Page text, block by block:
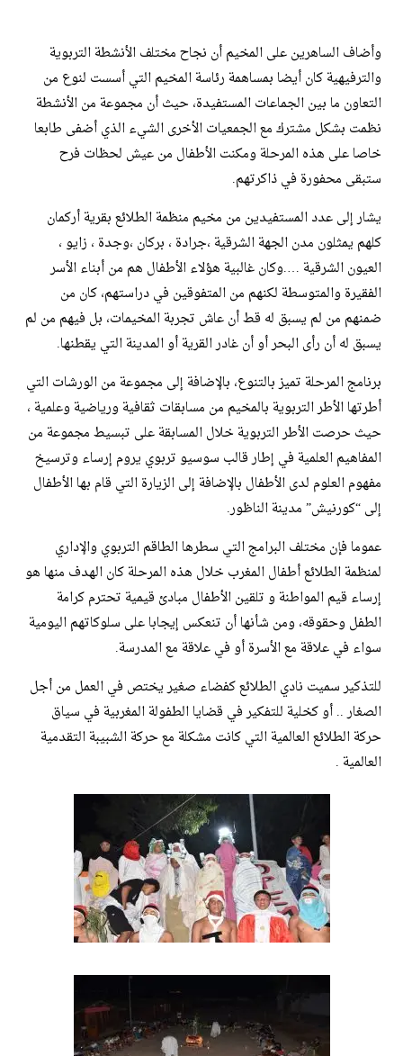
وأضاف الساهرين على المخيم أن نجاح مختلف الأنشطة التربوية
والترفيهية كان أيضا بمساهمة رئاسة المخيم التي أسست لنوع من
التعاون ما بين الجماعات المستفيدة، حيث أن مجموعة من الأنشطة
نظمت بشكل مشترك مع الجمعيات الأخرى الشيء الذي أضفى طابعا
خاصا على هذه المرحلة ومكنت الأطفال من عيش لحظات فرح
ستبقى محفورة في ذاكرتهم.
يشار إلى عدد المستفيدين من مخيم منظمة الطلائع بقرية أركمان
كلهم يمثلون مدن الجهة الشرقية ،جرادة ، بركان ،وجدة ، زايو ،
العيون الشرقية ….وكان غالبية هؤلاء الأطفال هم من أبناء الأسر
الفقيرة والمتوسطة لكنهم من المتفوقين في دراستهم، كان من
ضمنهم من لم يسبق له قط أن عاش تجربة المخيمات، بل فيهم من لم
يسبق له أن رأى البحر أو أن غادر القرية أو المدينة التي يقطنها.
برنامج المرحلة تميز بالتنوع، بالإضافة إلى مجموعة من الورشات التي
أطرتها الأطر التربوية بالمخيم من مسابقات ثقافية ورياضية وعلمية ،
حيث حرصت الأطر التربوية خلال المسابقة على تبسيط مجموعة من
المفاهيم العلمية في إطار قالب سوسيو تربوي يروم إرساء وترسيخ
مفهوم العلوم لدى الأطفال بالإضافة إلى الزيارة التي قام بها الأطفال
إلى “كورنيش” مدينة الناظور.
عموما فإن مختلف البرامج التي سطرها الطاقم التربوي والإداري
لمنظمة الطلائع أطفال المغرب خلال هذه المرحلة كان الهدف منها هو
إرساء قيم المواطنة و تلقين الأطفال مبادئ قيمية تحترم كرامة
الطفل وحقوقه، ومن شأنها أن تنعكس إيجابا على سلوكاتهم اليومية
سواء في علاقة مع الأسرة أو في علاقة مع المدرسة.
للتذكير سميت نادي الطلائع كفضاء صغير يختص في العمل من أجل
الصغار .. أو كخلية للتفكير في قضايا الطفولة المغربية في سياق
حركة الطلائع العالمية التي كانت مشكلة مع حركة الشبيبة التقدمية
العالمية .